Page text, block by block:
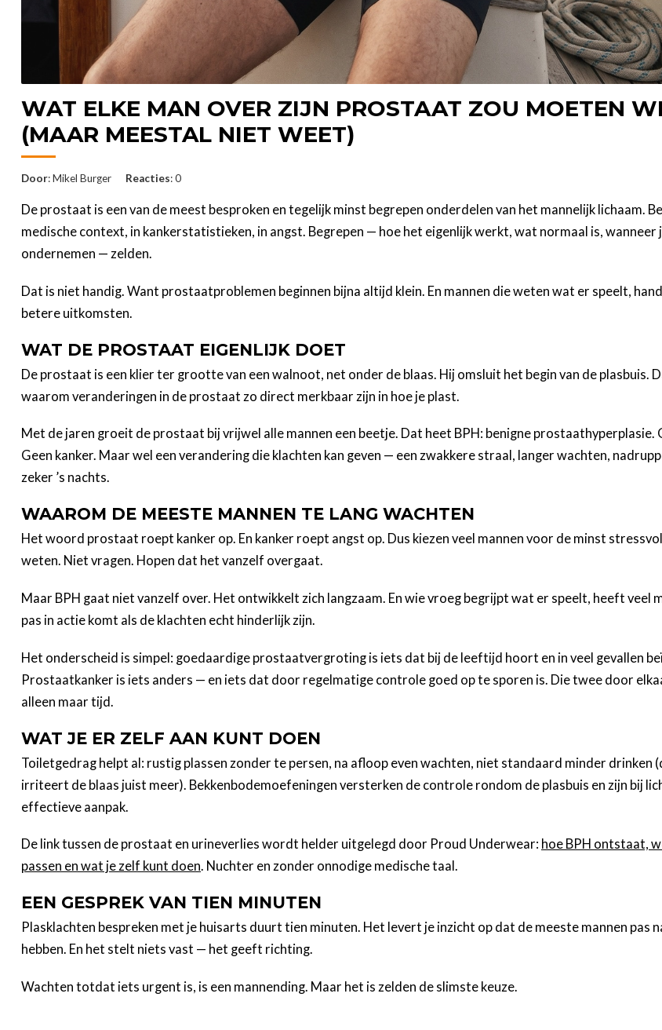
WAT ELKE MAN OVER ZIJN PROSTAAT ZOU MOETEN
(MAAR MEESTAL NIET WEET)
Door: Mikel Burger Reacties: 0
De prostaat is een van de meest besproken en tegelijk minst begrepen onderdelen van het mannelijk lichaam.
medische context, in kankerstatistieken, in angst. Begrepen — hoe het eigenlijk werkt, wat normaal is, wanneer
ondernemen — zelden.
Dat is niet handig. Want prostaatproblemen beginnen bijna altijd klein. En mannen die weten wat er speelt,
betere uitkomsten.
WAT DE PROSTAAT EIGENLIJK DOET
De prostaat is een klier ter grootte van een walnoot, net onder de blaas. Hij omsluit het begin van de plasbuis.
waarom veranderingen in de prostaat zo direct merkbaar zijn in hoe je plast.
Met de jaren groeit de prostaat bij vrijwel alle mannen een beetje. Dat heet BPH: benigne prostaathyperplasie.
Geen kanker. Maar wel een verandering die klachten kan geven — een zwakkere straal, langer wachten,
zeker ’s nachts.
WAAROM DE MEESTE MANNEN TE LANG WACHTEN
Het woord prostaat roept kanker op. En kanker roept angst op. Dus kiezen veel mannen voor de minst
weten. Niet vragen. Hopen dat het vanzelf overgaat.
Maar BPH gaat niet vanzelf over. Het ontwikkelt zich langzaam. En wie vroeg begrijpt wat er speelt, heeft veel
pas in actie komt als de klachten echt hinderlijk zijn.
Het onderscheid is simpel: goedaardige prostaatvergroting is iets dat bij de leeftijd hoort en in veel gevallen
Prostaatkanker is iets anders — en iets dat door regelmatige controle goed op te sporen is. Die twee door
alleen maar tijd.
WAT JE ER ZELF AAN KUNT DOEN
Toiletgedrag helpt al: rustig plassen zonder te persen, na afloop even wachten, niet standaard minder drinken
irriteert de blaas juist meer). Bekkenbodemoefeningen versterken de controle rondom de plasbuis en zijn bij
effectieve aanpak.
De link tussen de prostaat en urineverlies wordt helder uitgelegd door Proud Underwear: hoe BPH ontstaat,
passen en wat je zelf kunt doen. Nuchter en zonder onnodige medische taal.
EEN GESPREK VAN TIEN MINUTEN
Plasklachten bespreken met je huisarts duurt tien minuten. Het levert je inzicht op dat de meeste mannen pas
hebben. En het stelt niets vast — het geeft richting.
Wachten totdat iets urgent is, is een mannending. Maar het is zelden de slimste keuze.